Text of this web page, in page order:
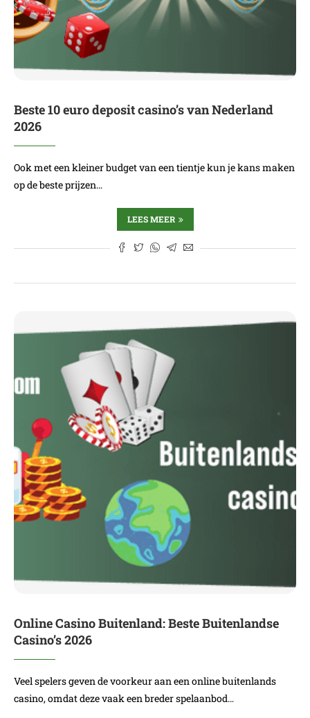
Beste 10 euro deposit casino’s van Nederland
2026
Ook met een kleiner budget van een tientje kun je kans maken
op de beste prijzen…
LEES MEER
Online Casino Buitenland: Beste Buitenlandse
Casino’s 2026
Veel spelers geven de voorkeur aan een online buitenlands
casino, omdat deze vaak een breder spelaanbod…